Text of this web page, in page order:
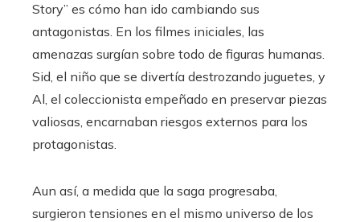
Story” es cómo han ido cambiando sus
antagonistas. En los filmes iniciales, las
amenazas surgían sobre todo de figuras humanas.
Sid, el niño que se divertía destrozando juguetes, y
Al, el coleccionista empeñado en preservar piezas
valiosas, encarnaban riesgos externos para los
protagonistas.
Aun así, a medida que la saga progresaba,
surgieron tensiones en el mismo universo de los